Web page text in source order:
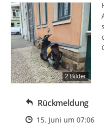
2 Bilder
Rückmeldung
Zeitpunkt des
15. Juni um 07:06